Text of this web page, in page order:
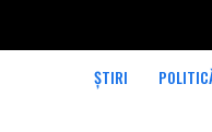
ȘTIRI